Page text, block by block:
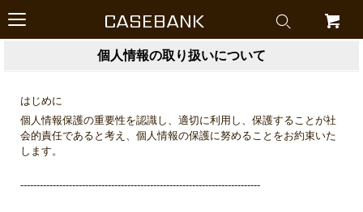
CASEBANK
個人情報の取り扱いについて
はじめに
個人情報保護の重要性を認識し、適切に利用し、保護することが社
会的責任であると考え、個人情報の保護に努めることをお約束いた
します。
--------------------------------------------------------------------------